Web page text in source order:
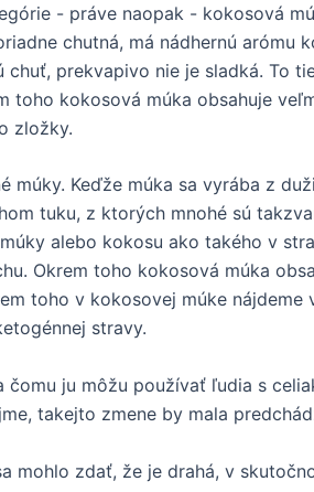
- práve naopak - kokosová
chutná, má nádhernú arómu
prekvapivo nie je sladká. To
toho kokosová múka obsahuje
zložky.
Keďže múka sa vyrába z
tuku, z ktorých mnohé sú
alebo kokosu ako takého v
Okrem toho kokosová múka
toho v kokosovej múke nájdeme
stravy.
ju môžu používať ľudia s
takejto zmene by mala
mohlo zdať, že je drahá, v